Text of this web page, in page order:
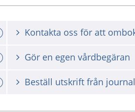
Gör en egen vårdbegäran
Beställ utskrift från journal